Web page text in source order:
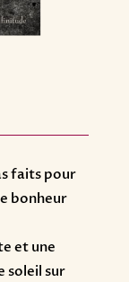
faits pour
bonheur
et une
soleil sur